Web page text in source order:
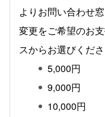
よりお問い合わせ
変更をご希望のお
スからお選びくださ
5,000円
9,000円
10,000円